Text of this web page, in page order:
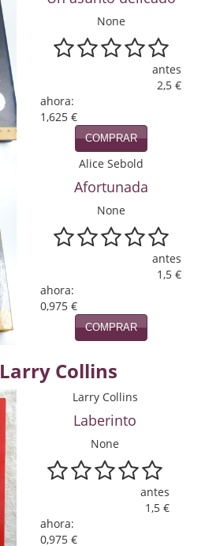
None
antes
2,5 €
ahora:
1,625 €
COMPRAR
Alice Sebold
Afortunada
None
antes
1,5 €
ahora:
0,975 €
COMPRAR
Larry Collins
Larry Collins
Laberinto
None
antes
1,5 €
ahora:
0,975 €